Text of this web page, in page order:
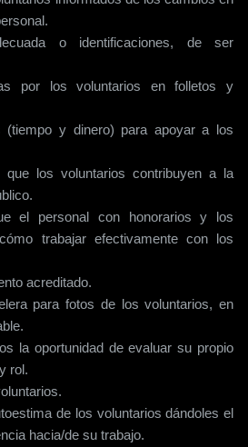
o identificaciones, de ser
por los voluntarios en folletos y
(tiempo y dinero) para apoyar a los
que los voluntarios contribuyen a la
el personal con honorarios y los
trabajar efectivamente con los
acreditado.
para fotos de los voluntarios, en
la oportunidad de evaluar su propio
rol.
de los voluntarios dándoles el
hacia/de su trabajo.